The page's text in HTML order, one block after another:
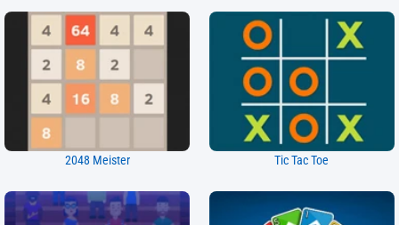
2048 Meister Tic Tac Toe